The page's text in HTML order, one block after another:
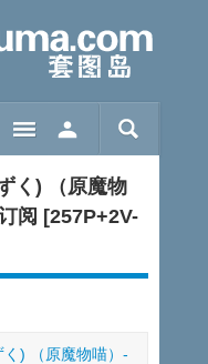
く) （原魔物
阅 [257P+2V-
) （原魔物喵）-